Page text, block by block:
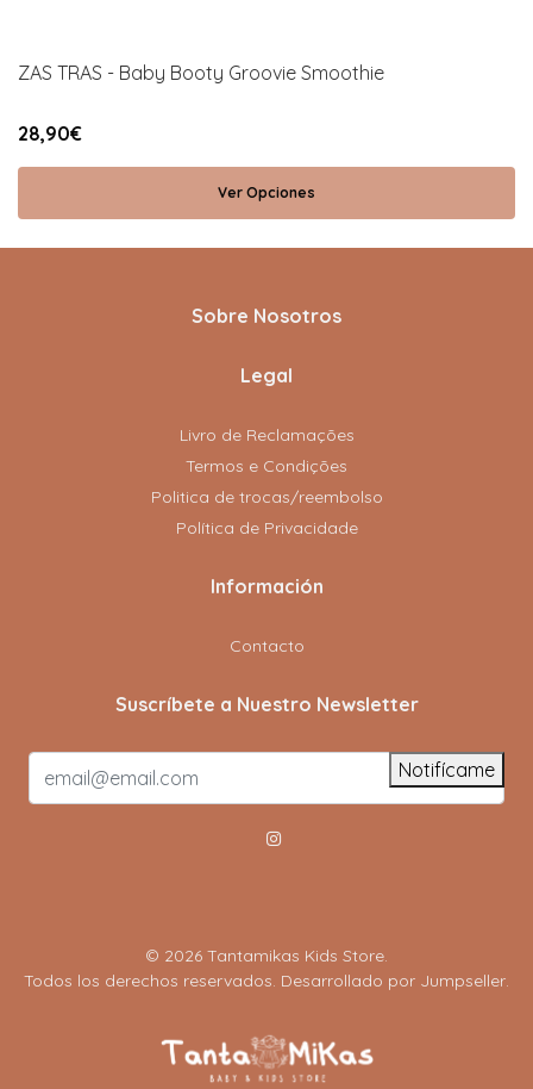
ZAS TRAS - Baby Booty Groovie Smoothie
28,90€
Ver Opciones
Sobre Nosotros
Legal
Livro de Reclamações
Termos e Condições
Politica de trocas/reembolso
Política de Privacidade
Información
Contacto
Suscríbete a Nuestro Newsletter
Notifícame
© 2026 Tantamikas Kids Store.
Todos los derechos reservados. Desarrollado por Jumpseller.